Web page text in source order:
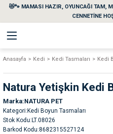
😻🐾 MAMASI HAZIR, OYUNCAĞI TAM,
CENNETİNE
Geri Dön
Geri Dön
Temizlik Ürünleri
Geri Dön
Geri Dön
Geri Dön
Geri Dön
Anasayfa Kedi Kedi Tasmaları Kedi
Natura Yetişkin Kedi
Marka NATURA PET
Kategori Kedi Boyun Tasmaları
Stok Kodu LT.08026
Barkod Kodu 8682315527124